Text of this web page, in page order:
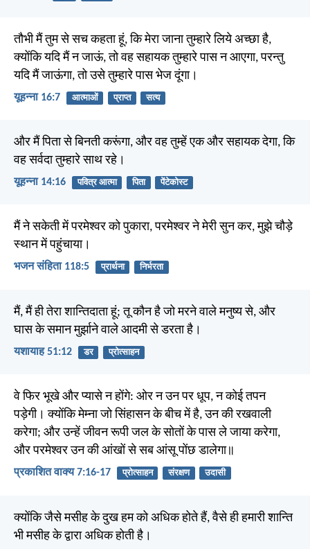
तौभी मैं तुम से सच कहता हूं, कि मेरा जाना तुम्हारे लिये अच्छा है,
क्योंकि यदि मैं न जाऊं, तो वह सहायक तुम्हारे पास न आएगा, परन्तु
यदि मैं जाऊंगा, तो उसे तुम्हारे पास भेज दूंगा।
यूहन्ना 16:7 आत्माओं प्राप्त सत्य
और मैं पिता से बिनती करूंगा, और वह तुम्हें एक और सहायक देगा, कि
वह सर्वदा तुम्हारे साथ रहे।
यूहन्ना 14:16 पवित्र आत्मा पिता पेंटेकोस्ट
मैं ने सकेती में परमेश्वर को पुकारा, परमेश्वर ने मेरी सुन कर, मुझे चौड़े
स्थान में पहुंचाया।
भजन संहिता 118:5 प्रार्थना निर्भरता
मैं, मैं ही तेरा शान्तिदाता हूं; तू कौन है जो मरने वाले मनुष्य से, और
घास के समान मुर्झाने वाले आदमी से डरता है।
यशायाह 51:12 डर प्रोत्साहन
वे फिर भूखे और प्यासे न होंगे: ओर न उन पर धूप, न कोई तपन
पड़ेगी। क्योंकि मेम्ना जो सिंहासन के बीच में है, उन की रखवाली
करेगा; और उन्हें जीवन रूपी जल के सोतों के पास ले जाया करेगा,
और परमेश्वर उन की आंखों से सब आंसू पोंछ डालेगा॥
प्रकाशित वाक्य 7:16-17 प्रोत्साहन संरक्षण उदासी
क्योंकि जैसे मसीह के दुख हम को अधिक होते हैं, वैसे ही हमारी शान्ति
भी मसीह के द्वारा अधिक होती है।